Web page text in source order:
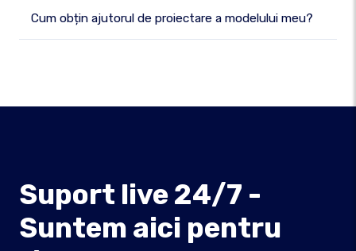
Cum obțin ajutorul de proiectare a modelului meu?
Suport live 24/7 -
Suntem aici pentru